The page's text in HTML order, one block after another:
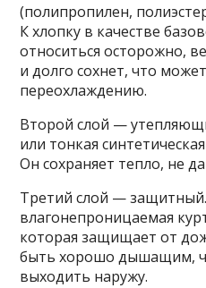
(полипропилен,
К хлопку в качестве
относиться осторожно,
и долго сохнет, что
переохлаждению.
Второй слой —
или тонкая
Он сохраняет тепло, не
Третий слой —
влагонепроницаемая
которая защищает от
быть хорошо дышащим,
выходить наружу.